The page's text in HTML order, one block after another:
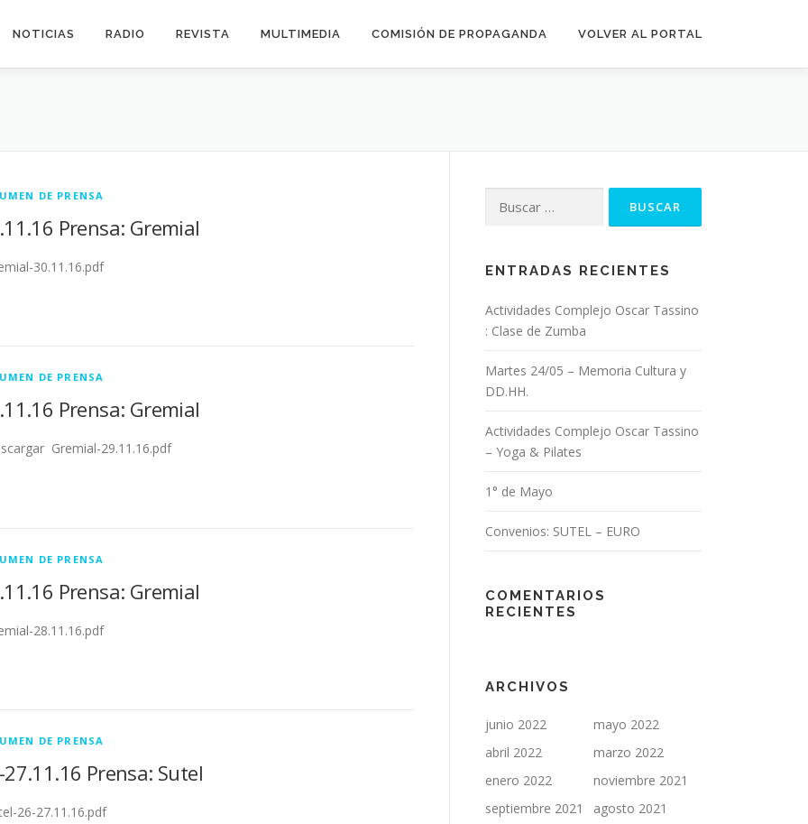
NOTICIAS RADIO REVISTA MULTIMEDIA COMISIÓN DE PROPAGANDA VOLVER AL PORTAL
DE PRENSA
Prensa: Gremial
30.11.16.pdf
DE PRENSA
Prensa: Gremial
Gremial-29.11.16.pdf
DE PRENSA
Prensa: Gremial
28.11.16.pdf
DE PRENSA
27.11.16 Prensa: Sutel
26-27.11.16.pdf
ENTRADAS RECIENTES
Actividades Complejo Oscar Tassino
: Clase de Zumba
Martes 24/05 – Memoria Cultura y
DD.HH.
Actividades Complejo Oscar Tassino
– Yoga & Pilates
1° de Mayo
Convenios: SUTEL – EURO
COMENTARIOS
RECIENTES
ARCHIVOS
junio 2022
mayo 2022
abril 2022
marzo 2022
enero 2022
noviembre 2021
septiembre 2021
agosto 2021